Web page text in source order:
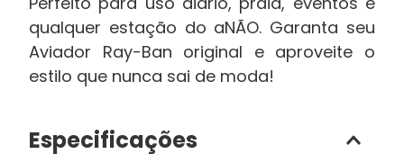
qualquer estação do aNÃO. Garanta seu
Aviador Ray-Ban original e aproveite o
estilo que nunca sai de moda!
Especificações